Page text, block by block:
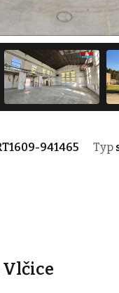
941465 Typ
Vlčice